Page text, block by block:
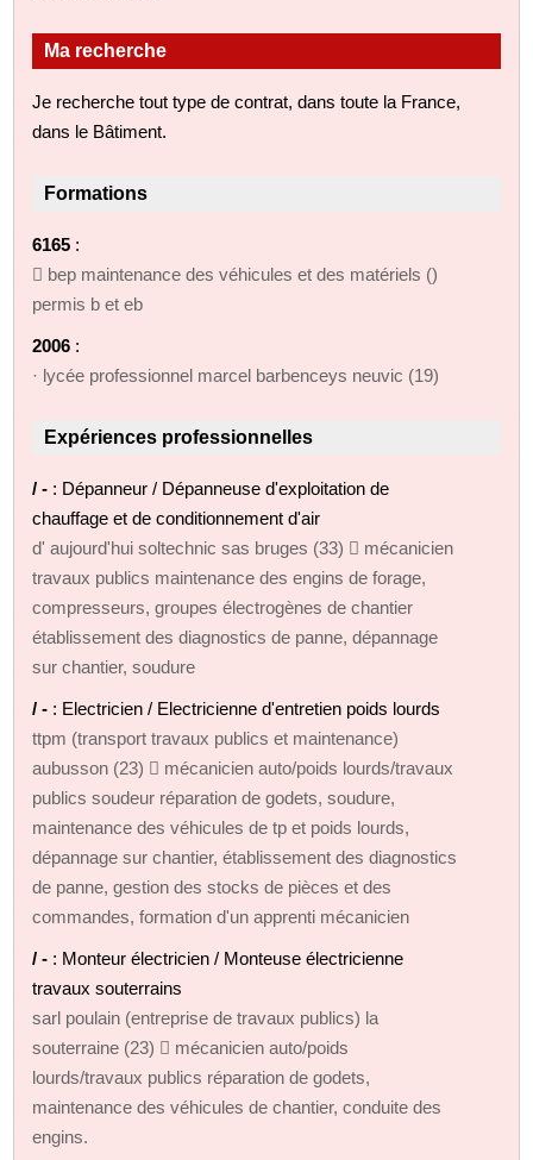
Ma recherche
Je recherche tout type de contrat, dans toute la France,
dans le Bâtiment.
Formations
6165 :
 bep maintenance des véhicules et des matériels ()
permis b et eb
2006 :
· lycée professionnel marcel barbenceys neuvic (19)
Expériences professionnelles
/ - : Dépanneur / Dépanneuse d'exploitation de
chauffage et de conditionnement d'air
d' aujourd'hui soltechnic sas bruges (33)  mécanicien
travaux publics maintenance des engins de forage,
compresseurs, groupes électrogènes de chantier
établissement des diagnostics de panne, dépannage
sur chantier, soudure
/ - : Electricien / Electricienne d'entretien poids lourds
ttpm (transport travaux publics et maintenance)
aubusson (23)  mécanicien auto/poids lourds/travaux
publics soudeur réparation de godets, soudure,
maintenance des véhicules de tp et poids lourds,
dépannage sur chantier, établissement des diagnostics
de panne, gestion des stocks de pièces et des
commandes, formation d'un apprenti mécanicien
/ - : Monteur électricien / Monteuse électricienne
travaux souterrains
sarl poulain (entreprise de travaux publics) la
souterraine (23)  mécanicien auto/poids
lourds/travaux publics réparation de godets,
maintenance des véhicules de chantier, conduite des
engins.